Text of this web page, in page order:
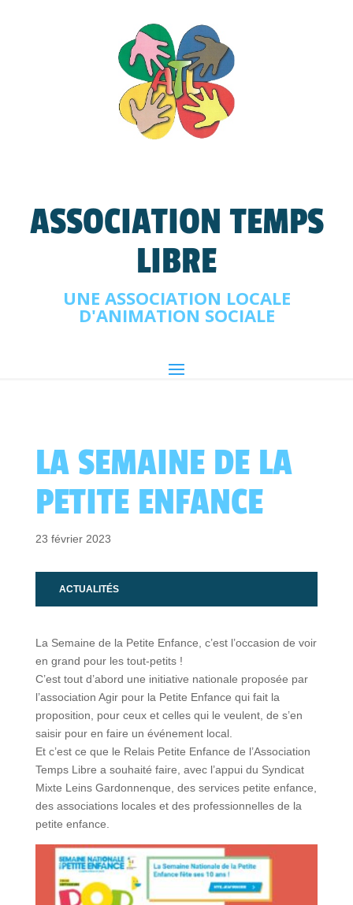
ASSOCIATION TEMPS
LIBRE
UNE ASSOCIATION LOCALE
D'ANIMATION SOCIALE
LA SEMAINE DE LA
PETITE ENFANCE
23 février 2023
ACTUALITÉS
La Semaine de la Petite Enfance, c’est l’occasion de voir
en grand pour les tout-petits !
C’est tout d’abord une initiative nationale proposée par
l’association Agir pour la Petite Enfance qui fait la
proposition, pour ceux et celles qui le veulent, de s’en
saisir pour en faire un événement local.
Et c’est ce que le Relais Petite Enfance de l’Association
Temps Libre a souhaité faire, avec l’appui du Syndicat
Mixte Leins Gardonnenque, des services petite enfance,
des associations locales et des professionnelles de la
petite enfance.